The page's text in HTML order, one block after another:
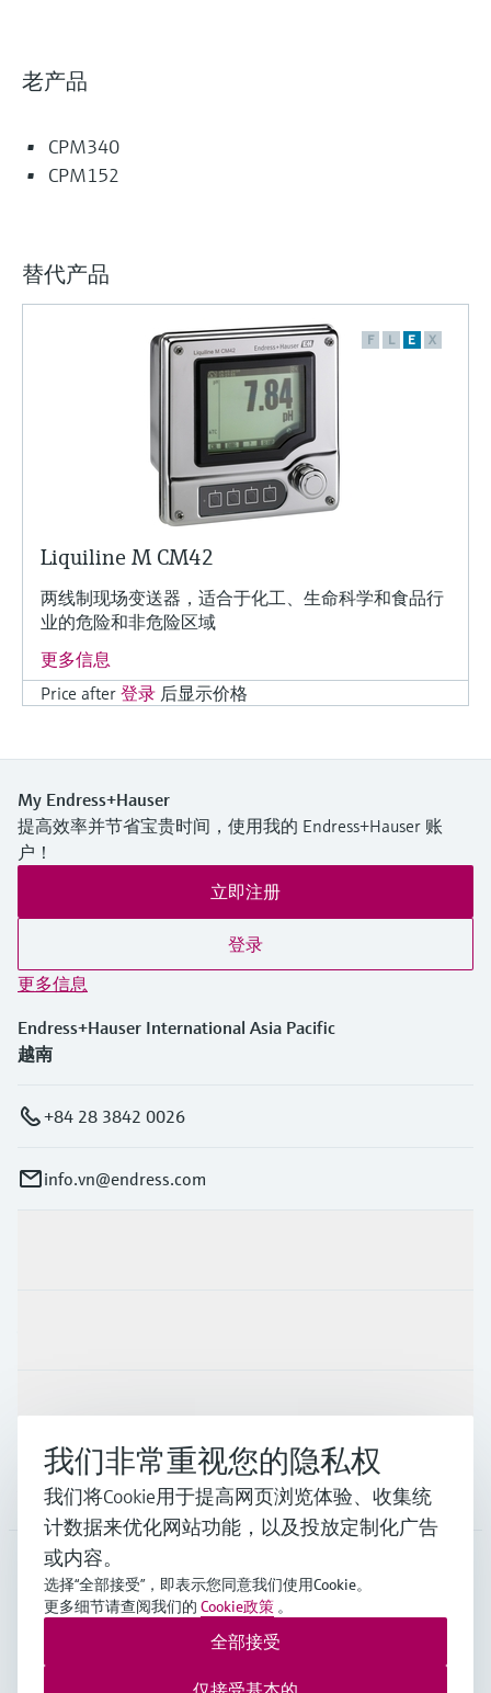
老产品
CPM340
CPM152
替代产品
F L E X
Liquiline M CM42
两线制现场变送器，适合于化工、生命科学和食品行
业的危险和非危险区域
更多信息
Price after 登录 后显示价格
My Endress+Hauser
提高效率并节省宝贵时间，使用我的 Endress+Hauser 账
户！
立即注册
登录
更多信息
Endress+Hauser International Asia Pacific
越南
+84 28 3842 0026
info.vn@endress.com
公司
APS•中文
Endress+Hauser Group Services AG ©版权所有
我们非常重视您的隐私权
我们将Cookie用于提高网页浏览体验、收集统
计数据来优化网站功能，以及投放定制化广告
或内容。
选择“全部接受”，即表示您同意我们使用Cookie。
更多细节请查阅我们的 Cookie政策 。
全部接受